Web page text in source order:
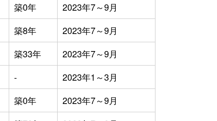
築0年
2023年7～9月
築8年
2023年7～9月
築33年
2023年7～9月
-
2023年1～3月
築0年
2023年7～9月